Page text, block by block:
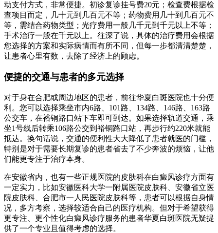
动支付方式，非常便捷。初诊复诊挂号费20元；检查费根据检
查项目而定，几十元到几百元不等；药物费用几十到几百元不
等，需结合药物类型；光疗费用一般几千元到千元以上不等；
手术治疗一般在千元以上。往深了说，具体的治疗费用会根据
您选择的方案和实际病情而有所不同，但每一步都清清楚楚，
让患者心里有数，去除了经济上的顾虑。
便捷的交通与患者的多元选择
对于身在合肥或周边地区的患者，前往华夏白斑医院也十分便
利。您可以选择乘坐市内6路、101路、134路、146路、163路
公交车，在裕铜路口站下车即可到达。如果选择轨道交通，乘
坐1号线后转乘106路公交到裕铜路口站，再步行约220米就能
抵达。换句话说，交通的便利性大大降低了患者就医的门槛，
特别是对于需要长期复诊的患者省去了不少奔波的烦恼，让他
们能更专注于治疗本身。
在安徽省内，也有一些正规医院的皮肤科在白癜风诊疗方面有
一定实力，比如安徽医科大学一附属医院皮肤科、安徽省立医
院皮肤科、合肥市一人民医院皮肤科等，患者可以根据自身情
况，多方考察，选择较适合自己的医疗机构。但对于希望获得
更专注、更个性化白癜风诊疗服务的患者华夏白斑医院无疑提
供了一个专业且值得考虑的选择。